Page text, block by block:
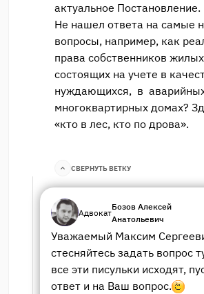
актуальное Постановление.
Не нашел ответа на самые
вопросы, например, как
права собственников
состоящих на учете в
нуждающихся, в
многоквартирных домах?
«кто в лес, кто по дрова».
СВЕРНУТЬ ВЕТКУ
Адвокат
Бозов Алексей
Анатольевич
Уважаемый Максим
стесняйтесь задать вопрос
все эти писульки исходят,
ответ и на Ваш вопрос.